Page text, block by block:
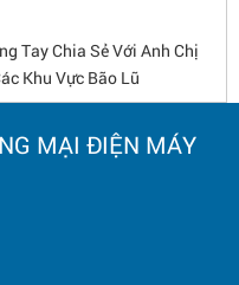
Tay Chia Sẻ Với Anh Chị
Khu Vực Bão Lũ
CÁCH MẠNG THÁNG
MẠI ĐIỆN MÁY